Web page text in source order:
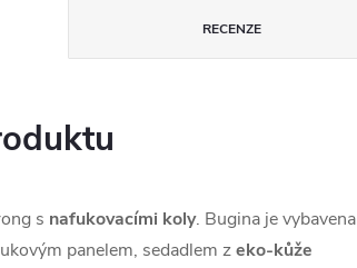
RECENZE
s nafukovacími koly. Bugina je vybavena
panelem, sedadlem zeko-kůže